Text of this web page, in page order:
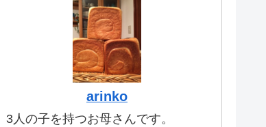
arinko
3人の子を持つお母さんです。